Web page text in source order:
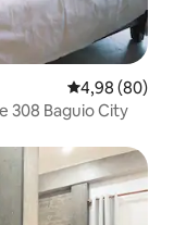
4,98 de uma
4,98 (80)
308 Baguio City